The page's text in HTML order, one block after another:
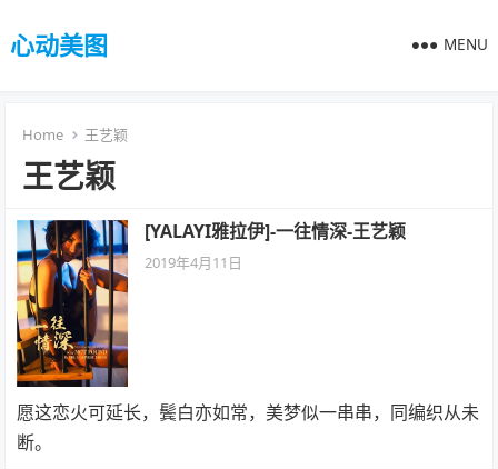
心动美图 MENU
Home 王艺颖
王艺颖
[YALAYI雅拉伊]-一往情深-王艺颖
2019年4月11日
愿这恋火可延长，鬓白亦如常，美梦似一串串，同编织从未
断。